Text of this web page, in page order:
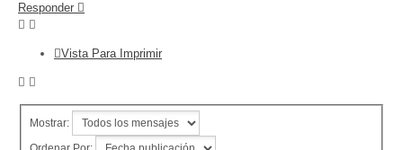
Responder
Vista Para Imprimir
Mostrar: